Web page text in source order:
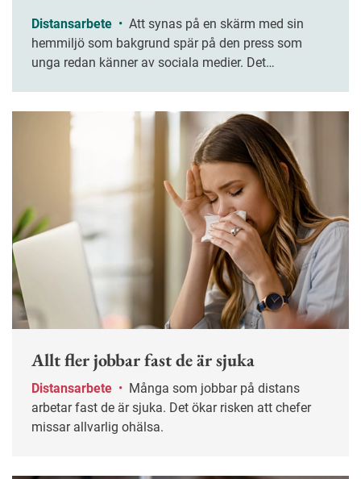
Distansarbete •
hemmiljö som bakgrund spär på den press som
unga redan känner av sociala medier. Det
Allt fler jobbar fast de är sjuka
Distansarbete •
arbetar fast de är sjuka. Det ökar risken att chefer
missar allvarlig ohälsa.